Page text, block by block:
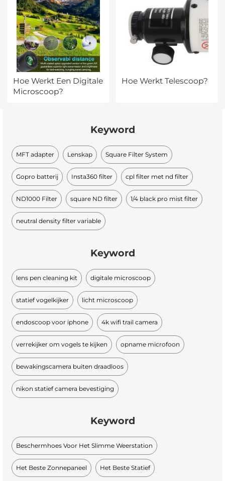
Hoe Werkt Een Digitale
Microscoop?
Hoe Werkt Telescoop?
Keyword
MFT adapter Lenskap Square Filter System
Gopro batterij Insta360 filter cpl filter met nd filter​
ND1000 Filter square ND filter​ 1/4 black pro mist filter
neutral density filter variable​
Keyword
lens pen cleaning kit digitale microscoop
statief vogelkijker licht microscoop
endoscoop voor iphone 4k wifi trail camera
verrekijker om vogels te kijken opname microfoon
bewakingscamera buiten draadloos
nikon statief camera bevestiging
Keyword
Beschermhoes Voor Het Slimme Weerstation
Het Beste Zonnepaneel Het Beste Statief